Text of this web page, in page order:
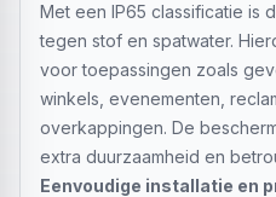
Met een IP65 classificatie is
tegen stof en spatwater.
voor toepassingen zoals
winkels, evenementen,
overkappingen. De
extra duurzaamheid en
Eenvoudige installatie en